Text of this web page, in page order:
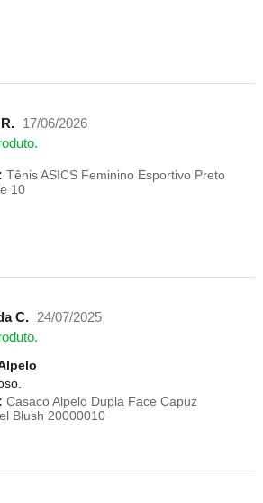
17/06/2026
Tênis ASICS Feminino Esportivo Preto
10
C. 24/07/2025
Casaco Alpelo Dupla Face Capuz
Blush 20000010